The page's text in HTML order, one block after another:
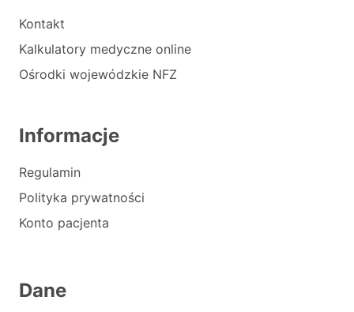
Kontakt
Kalkulatory medyczne online
Ośrodki wojewódzkie NFZ
Informacje
Regulamin
Polityka prywatności
Konto pacjenta
Dane